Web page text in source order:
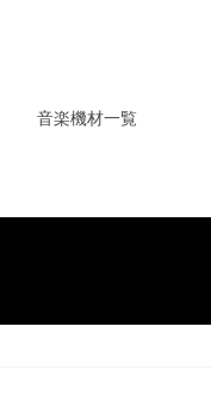
音楽機材一覧